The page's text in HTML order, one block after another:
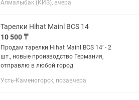
переездом
Алмалыбак (КИЗ), вчера
Тарелки Hihat Mainl BCS 14
10 500 ₸
Продам тарелки Hihat Mainl BCS 14’ - 2
шт., новые производство Германия,
отправлю в любой город
Усть-Каменогорск, позавчера